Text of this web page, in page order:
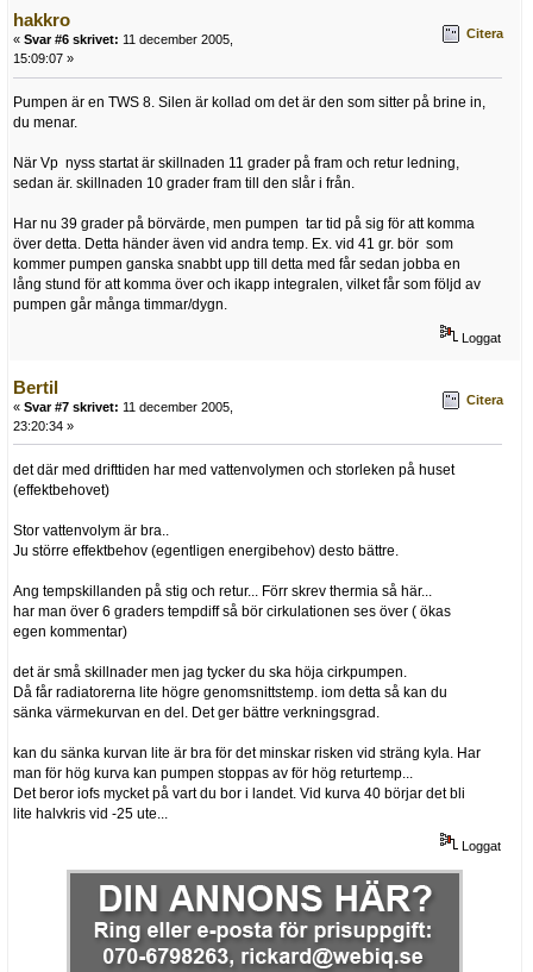
hakkro
« Svar #6 skrivet: 11 december 2005,
15:09:07 »
Citera
Pumpen är en TWS 8. Silen är kollad om det är den som sitter på brine in,
du menar.
När Vp nyss startat är skillnaden 11 grader på fram och retur ledning,
sedan är. skillnaden 10 grader fram till den slår i från.
Har nu 39 grader på börvärde, men pumpen tar tid på sig för att komma
över detta. Detta händer även vid andra temp. Ex. vid 41 gr. bör som
kommer pumpen ganska snabbt upp till detta med får sedan jobba en
lång stund för att komma över och ikapp integralen, vilket får som följd av
pumpen går många timmar/dygn.
Loggat
Bertil
« Svar #7 skrivet: 11 december 2005,
23:20:34 »
Citera
det där med drifttiden har med vattenvolymen och storleken på huset
(effektbehovet)
Stor vattenvolym är bra..
Ju större effektbehov (egentligen energibehov) desto bättre.
Ang tempskillanden på stig och retur... Förr skrev thermia så här...
har man över 6 graders tempdiff så bör cirkulationen ses över ( ökas
egen kommentar)
det är små skillnader men jag tycker du ska höja cirkpumpen.
Då får radiatorerna lite högre genomsnittstemp. iom detta så kan du
sänka värmekurvan en del. Det ger bättre verkningsgrad.
kan du sänka kurvan lite är bra för det minskar risken vid sträng kyla. Har
man för hög kurva kan pumpen stoppas av för hög returtemp...
Det beror iofs mycket på vart du bor i landet. Vid kurva 40 börjar det bli
lite halvkris vid -25 ute...
Loggat